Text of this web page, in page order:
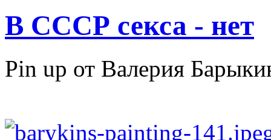
В СССР секса - нет
Pin up от Валерия